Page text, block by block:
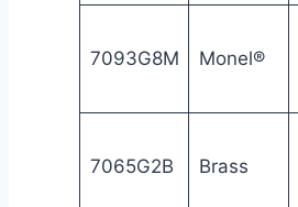
7093G8M Monel®
7065G2B Brass